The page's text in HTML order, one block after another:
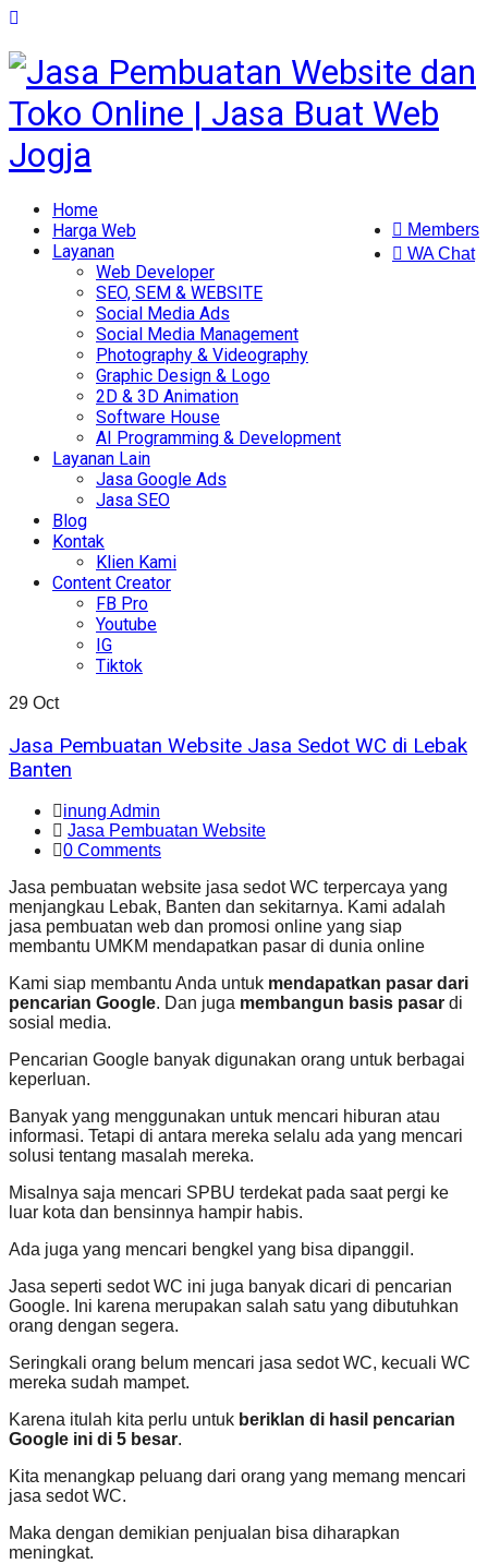
Members
WA Chat
Home
Harga Web
Layanan
Web Developer
SEO, SEM & WEBSITE
Social Media Ads
Social Media Management
Photography & Videography
Graphic Design & Logo
2D & 3D Animation
Software House
AI Programming & Development
Layanan Lain
Jasa Google Ads
Jasa SEO
Blog
Kontak
Klien Kami
Content Creator
FB Pro
Youtube
IG
Tiktok
29 Oct
Jasa Pembuatan Website Jasa Sedot WC di Lebak
Banten
inung Admin
Jasa Pembuatan Website
0 Comments
Jasa pembuatan website jasa sedot WC terpercaya yang
menjangkau Lebak, Banten dan sekitarnya. Kami adalah
jasa pembuatan web dan promosi online yang siap
membantu UMKM mendapatkan pasar di dunia online
Kami siap membantu Anda untuk mendapatkan pasar dari
pencarian Google. Dan juga membangun basis pasar di
sosial media.
Pencarian Google banyak digunakan orang untuk berbagai
keperluan.
Banyak yang menggunakan untuk mencari hiburan atau
informasi. Tetapi di antara mereka selalu ada yang mencari
solusi tentang masalah mereka.
Misalnya saja mencari SPBU terdekat pada saat pergi ke
luar kota dan bensinnya hampir habis.
Ada juga yang mencari bengkel yang bisa dipanggil.
Jasa seperti sedot WC ini juga banyak dicari di pencarian
Google. Ini karena merupakan salah satu yang dibutuhkan
orang dengan segera.
Seringkali orang belum mencari jasa sedot WC, kecuali WC
mereka sudah mampet.
Karena itulah kita perlu untuk beriklan di hasil pencarian
Google ini di 5 besar.
Kita menangkap peluang dari orang yang memang mencari
jasa sedot WC.
Maka dengan demikian penjualan bisa diharapkan
meningkat.